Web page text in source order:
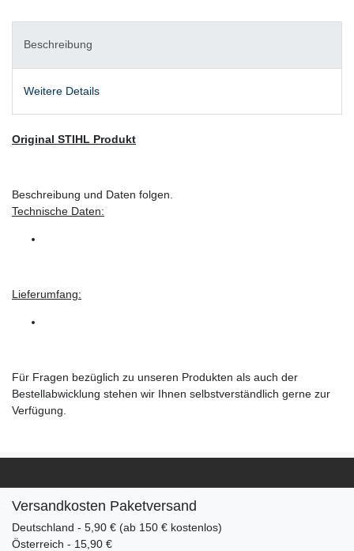
Beschreibung
Weitere Details
Original STIHL Produkt
Beschreibung und Daten folgen.
Technische Daten:
Lieferumfang:
Für Fragen bezüglich zu unseren Produkten als auch der
Bestellabwicklung stehen wir Ihnen selbstverständlich gerne zur
Verfügung.
Versandkosten Paketversand
Deutschland - 5,90 € (ab 150 € kostenlos)
Österreich - 15,90 €